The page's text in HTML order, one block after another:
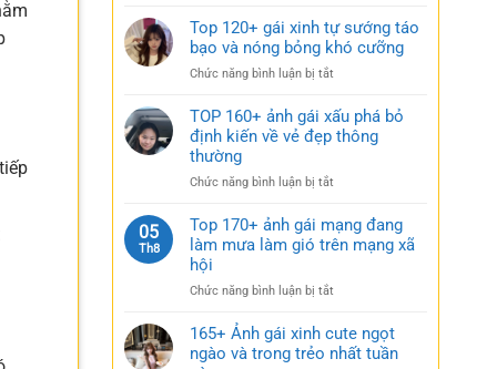
quyến
rũ
váy
nhẹ
cực
cuốn
hút
tầm
185+
gái
nóng
bỏng
tràn
sống
Top 120+ gái xinh tự sướng táo
bạo và nóng bỏng khó cưỡng
Chức năng bình luận bị tắt
120+
gái
sướng
bạo
và
khó
TOP 160+ ảnh gái xấu phá bỏ
định kiến về vẻ đẹp thông
thường
Chức năng bình luận bị tắt
160+
ảnh
phá
định
kiến
05
Th8
Top 170+ ảnh gái mạng đang
làm mưa làm gió trên mạng xã
hội
Chức năng bình luận bị tắt
170+
ảnh
165+ Ảnh gái xinh cute ngọt
ngào và trong trẻo nhất tuần